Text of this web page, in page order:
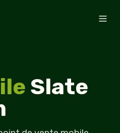
Slate